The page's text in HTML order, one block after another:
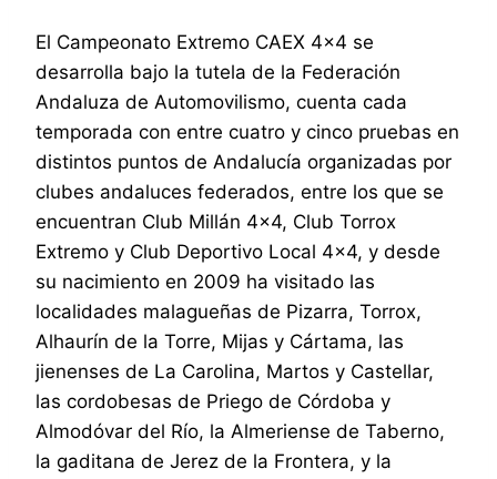
El Campeonato Extremo CAEX 4×4 se
desarrolla bajo la tutela de la Federación
Andaluza de Automovilismo, cuenta cada
temporada con entre cuatro y cinco pruebas en
distintos puntos de Andalucía organizadas por
clubes andaluces federados, entre los que se
encuentran Club Millán 4×4, Club Torrox
Extremo y Club Deportivo Local 4×4, y desde
su nacimiento en 2009 ha visitado las
localidades malagueñas de Pizarra, Torrox,
Alhaurín de la Torre, Mijas y Cártama, las
jienenses de La Carolina, Martos y Castellar,
las cordobesas de Priego de Córdoba y
Almodóvar del Río, la Almeriense de Taberno,
la gaditana de Jerez de la Frontera, y la